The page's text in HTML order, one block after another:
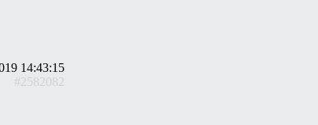
14:43:15
#2582082